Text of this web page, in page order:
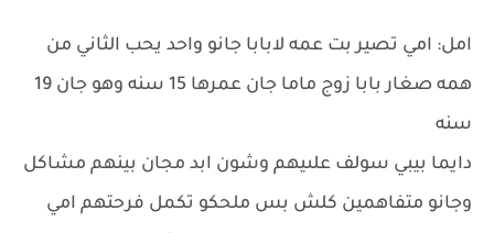
امل: امي تصير بت عمه لابابا جانو واحد يحب الثاني من
همه صغار بابا زوج ماما جان عمرها 15 سنه وهو جان 19
سنه
دايما بيبي سولف علىيهم وشون ابد مجان بينهم مشاكل
وجانو متفاهمين كلش بس ملحكو تكمل فرحتهم امي